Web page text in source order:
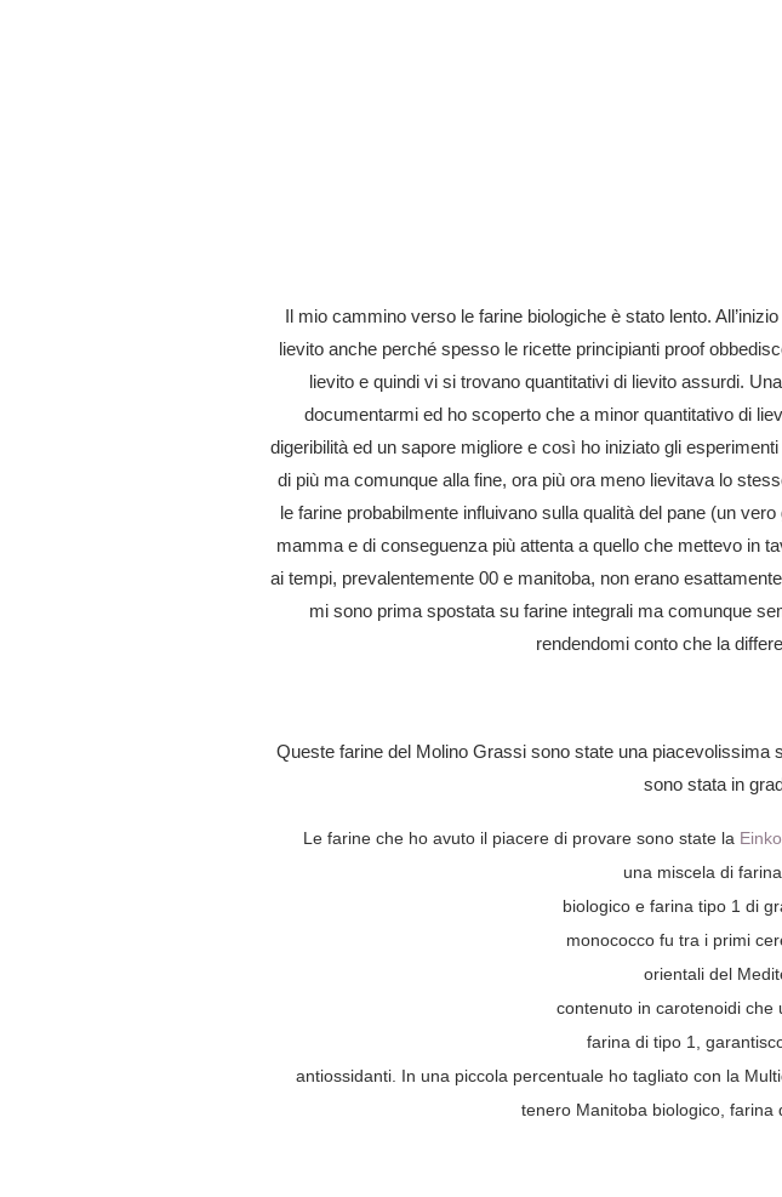
Il mio cammino verso le farine biologiche è stato lento.
lievito anche perché spesso le ricette principianti proof
lievito e quindi vi si trovano quantitativi di lievito assurdi.
documentarmi ed ho scoperto che a minor quantitativo di
digeribilità ed un sapore migliore e così ho iniziato gli
di più ma comunque alla fine, ora più ora meno lievitava lo
le farine probabilmente influivano sulla qualità del pane (un
mamma e di conseguenza più attenta a quello che mettevo in
ai tempi, prevalentemente 00 e manitoba, non erano
mi sono prima spostata su farine integrali ma comunque
rendendomi conto che la
Queste farine del Molino Grassi sono state una
sono stata in
Le farine che ho avuto il piacere di provare sono state la
una miscela di
biologico e farina tipo 1 di
monococco fu tra i primi
orientali del
contenuto in carotenoidi che
farina di tipo 1,
antiossidanti. In una piccola percentuale ho tagliato con la
tenero Manitoba biologico, farina